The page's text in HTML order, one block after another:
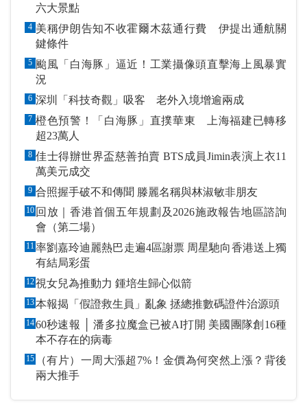
六大景點
4 美稱伊朗告知不收霍爾木茲通行費 伊提出通航關
鍵條件
5 颱風「白海豚」逼近！工業攝像頭直擊海上風暴實
況
6 深圳「科技奇觀」吸客 老外入境增逾兩成
7 橙色預警！「白海豚」直撲華東 上海福建已轉移
超23萬人
8 佳士得辦世界盃慈善拍賣 BTS成員Jimin表演上衣11
萬美元成交
9 合照握手破不和傳聞 滕麗名稱與林淑敏非朋友
10 回放｜香港首個五年規劃及2026施政報告地區諮詢
會（第二場）
11率劉嘉玲迪麗熱巴走遍4區謝票 周星馳向香港送上獨
有結局彩蛋
12 視女兒為推動力 鍾培生歸心似箭
13 本報揭「假證救生員」亂象 拯總推數碼證件治源頭
1460秒速報 │ 潘多拉魔盒已被AI打開 美國團隊創16種
本不存在的病毒
15
（有片）一周大漲超7%！金價為何突然上漲？背後
兩大推手